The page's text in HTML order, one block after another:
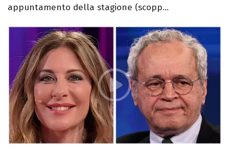
appuntamento della stagione (scopp...